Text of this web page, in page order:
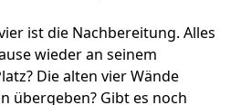
ist die Nachbereitung. Alles
wieder an seinem
Die alten vier Wände
übergeben? Gibt es noch